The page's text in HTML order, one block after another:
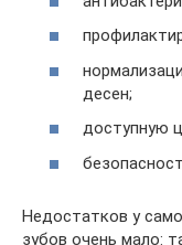
десен;
доступную
Недостатков у
зубов очень мало: